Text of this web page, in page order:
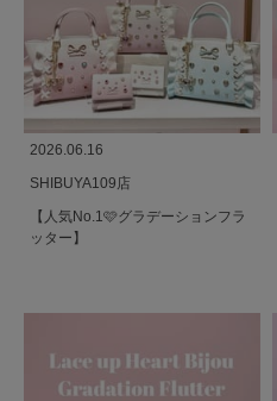
2026.06.16
SHIBUYA109店
【人気No.1🩷グラデーションフラ
ッター】